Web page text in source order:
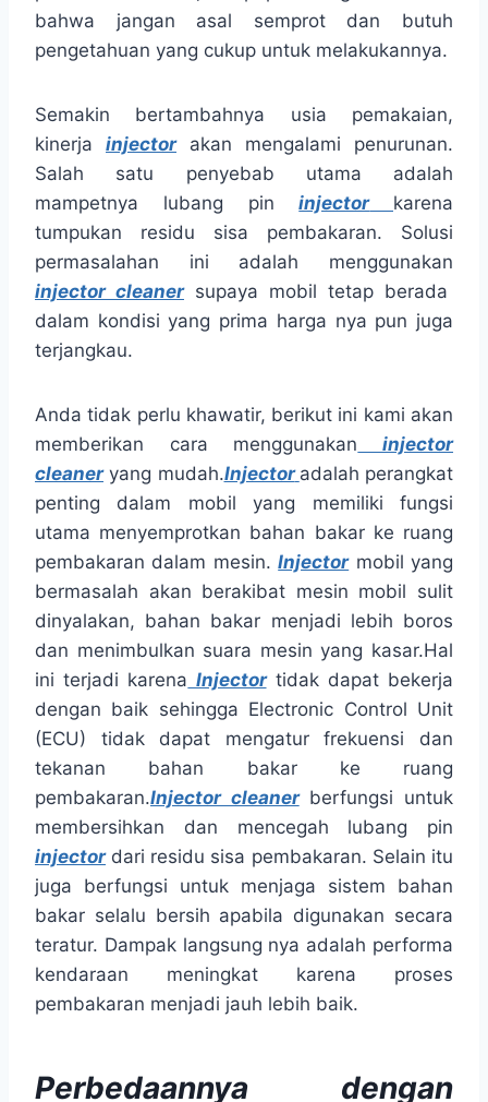
bahwa jangan asal semprot dan butuh
pengetahuan yang cukup untuk melakukannya.
Semakin bertambahnya usia pemakaian,
kinerja injectorakan mengalami penurunan.
Salah satu penyebab utama adalah
mampetnya lubang pininjector
karena
tumpukan residu sisa pembakaran. Solusi
permasalahan ini adalah menggunakan
injector cleanersupaya mobil tetap berada
dalam kondisi yang prima harga nya pun juga
terjangkau.
Anda tidak perlu khawatir, berikut ini kami akan
memberikan cara menggunakan injector
cleaneryang mudah.Injector adalah perangkat
penting dalam mobil yang memiliki fungsi
utama menyemprotkan bahan bakar ke ruang
pembakaran dalam mesin.Injectormobil yang
bermasalah akan berakibat mesin mobil sulit
dinyalakan, bahan bakar menjadi lebih boros
dan menimbulkan suara mesin yang kasar.Hal
ini terjadi karena Injectortidak dapat bekerja
dengan baik sehingga Electronic Control Unit
(ECU) tidak dapat mengatur frekuensi dan
tekanan bahan bakar ke ruang
pembakaran.Injector cleanerberfungsi untuk
membersihkan dan mencegah lubang pin
injectordari residu sisa pembakaran. Selain itu
juga berfungsi untuk menjaga sistem bahan
bakar selalu bersih apabila digunakan secara
teratur. Dampak langsung nya adalah performa
kendaraan meningkat karena proses
pembakaran menjadi jauh lebih baik.
Perbedaannya dengan